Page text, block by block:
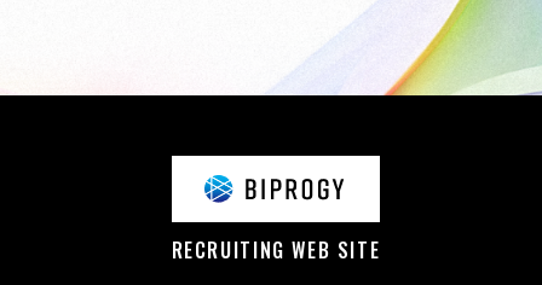
RECRUITING WEB SITE